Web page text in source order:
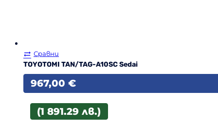
Сравни
TOYOTOMI TAN/TAG-A10SC Sedai
967,00 €
(1 891.29 лв.)